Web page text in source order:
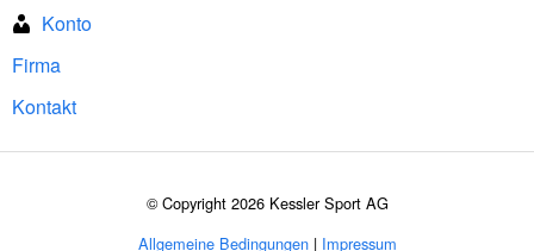
Konto
Firma
Kontakt
© Copyright 2026 Kessler Sport AG
Allgemeine Bedingungen| Impressum